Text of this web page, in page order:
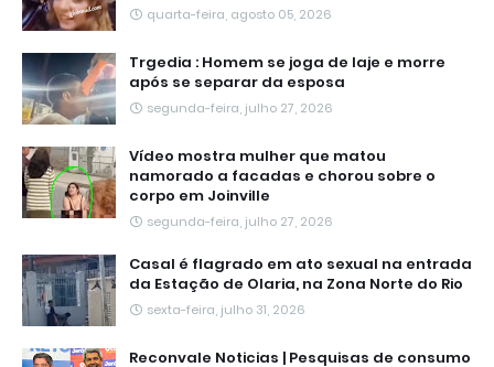
quarta-feira, agosto 05, 2026
Trgedia : Homem se joga de laje e morre
após se separar da esposa
segunda-feira, julho 27, 2026
Vídeo mostra mulher que matou
namorado a facadas e chorou sobre o
corpo em Joinville
segunda-feira, julho 27, 2026
Casal é flagrado em ato sexual na entrada
da Estação de Olaria, na Zona Norte do Rio
sexta-feira, julho 31, 2026
Reconvale Noticias | Pesquisas de consumo